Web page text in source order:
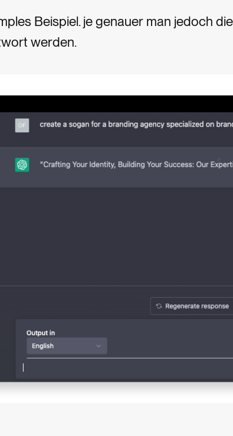
Beispiel. je genauer man jedoch
werden.